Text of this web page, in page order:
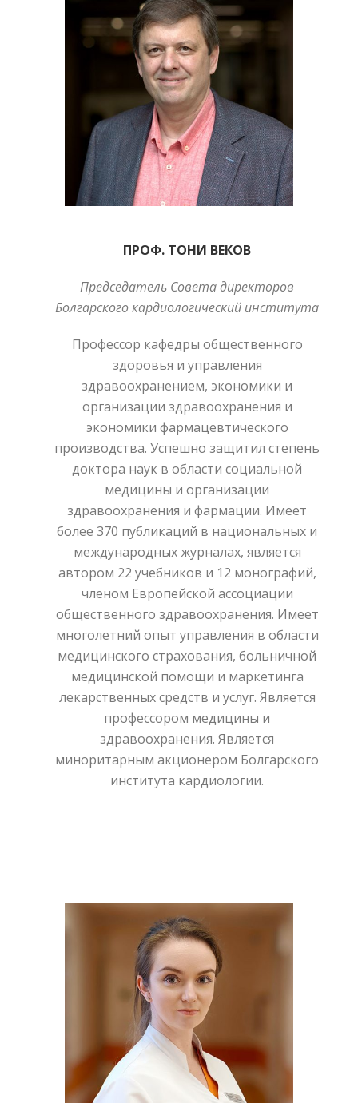
ПРОФ. ТОНИ ВЕКОВ
Председатель Совета директоров
Болгарского кардиологический института
Профессор кафедры общественного
здоровья и управления
здравоохранением, экономики и
организации здравоохранения и
экономики фармацевтического
производства. Успешно защитил степень
доктора наук в области социальной
медицины и организации
здравоохранения и фармации. Имеет
более 370 публикаций в национальных и
международных журналах, является
автором 22 учебников и 12 монографий,
членом Европейской ассоциации
общественного здравоохранения. Имеет
многолетний опыт управления в области
медицинского страхования, больничной
медицинской помощи и маркетинга
лекарственных средств и услуг. Является
профессором медицины и
здравоохранения. Является
миноритарным акционером Болгарского
института кардиологии.